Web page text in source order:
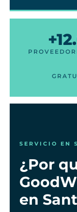
SERVICIO EN
¿Por
en